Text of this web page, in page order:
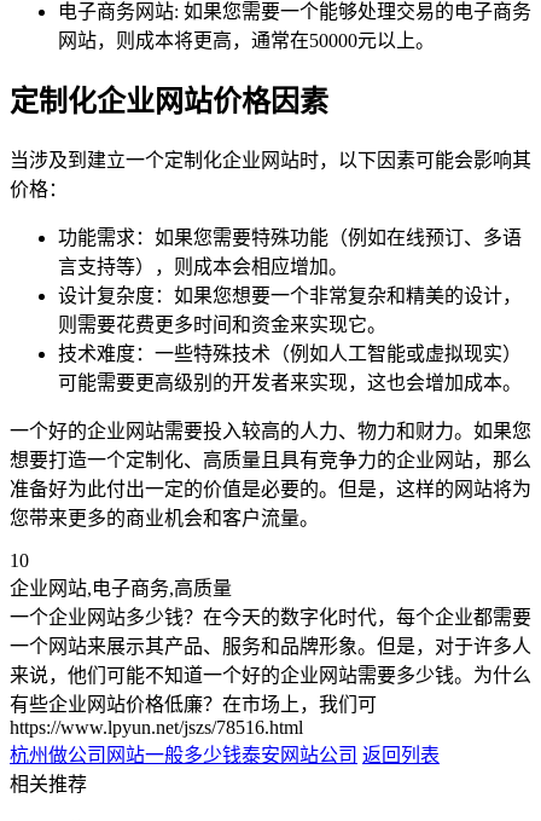
电子商务网站: 如果您需要一个能够处理交易的电子商务
网站，则成本将更高，通常在50000元以上。
定制化企业网站价格因素
当涉及到建立一个定制化企业网站时，以下因素可能会影响其
价格：
功能需求：如果您需要特殊功能（例如在线预订、多语
言支持等），则成本会相应增加。
设计复杂度：如果您想要一个非常复杂和精美的设计，
则需要花费更多时间和资金来实现它。
技术难度：一些特殊技术（例如人工智能或虚拟现实）
可能需要更高级别的开发者来实现，这也会增加成本。
一个好的企业网站需要投入较高的人力、物力和财力。如果您
想要打造一个定制化、高质量且具有竞争力的企业网站，那么
准备好为此付出一定的价值是必要的。但是，这样的网站将为
您带来更多的商业机会和客户流量。
10
企业网站,电子商务,高质量
一个企业网站多少钱？在今天的数字化时代，每个企业都需要
一个网站来展示其产品、服务和品牌形象。但是，对于许多人
来说，他们可能不知道一个好的企业网站需要多少钱。为什么
有些企业网站价格低廉？在市场上，我们可
https://www.lpyun.net/jszs/78516.html
杭州做公司网站一般多少钱泰安网站公司 返回列表
相关推荐